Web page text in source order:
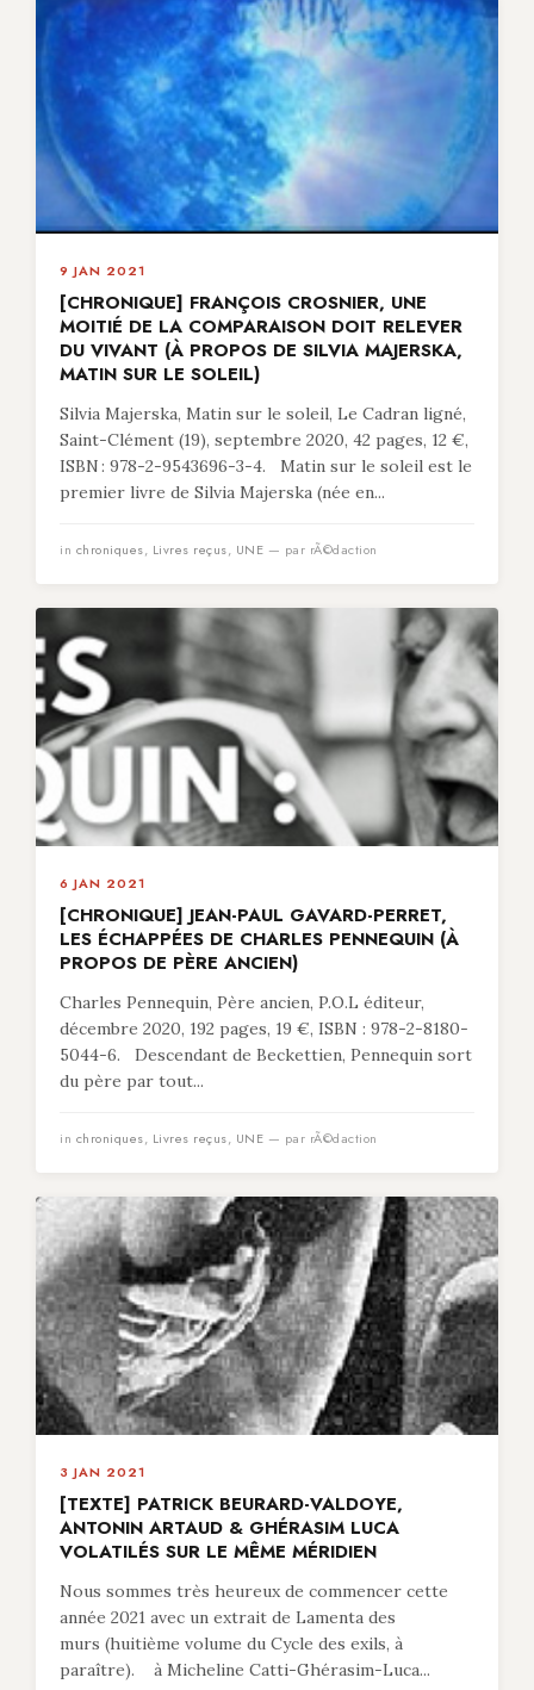
9 JAN 2021
[CHRONIQUE] FRANÇOIS CROSNIER, UNE
MOITIÉ DE LA COMPARAISON DOIT RELEVER
DU VIVANT (À PROPOS DE SILVIA MAJERSKA,
MATIN SUR LE SOLEIL)
Silvia Majerska, Matin sur le soleil, Le Cadran ligné,
Saint-Clément (19), septembre 2020, 42 pages, 12 €,
ISBN : 978-2-9543696-3-4. Matin sur le soleil est le
premier livre de Silvia Majerska (née en...
in chroniques, Livres reçus, UNE — par rÃ©daction
6 JAN 2021
[CHRONIQUE] JEAN-PAUL GAVARD-PERRET,
LES ÉCHAPPÉES DE CHARLES PENNEQUIN (À
PROPOS DE PÈRE ANCIEN)
Charles Pennequin, Père ancien, P.O.L éditeur,
décembre 2020, 192 pages, 19 €, ISBN : 978-2-8180-
5044-6. Descendant de Beckettien, Pennequin sort
du père par tout...
in chroniques, Livres reçus, UNE — par rÃ©daction
3 JAN 2021
[TEXTE] PATRICK BEURARD-VALDOYE,
ANTONIN ARTAUD & GHÉRASIM LUCA
VOLATILÉS SUR LE MÊME MÉRIDIEN
Nous sommes très heureux de commencer cette
année 2021 avec un extrait de Lamenta des
murs (huitième volume du Cycle des exils, à
paraître). à Micheline Catti-Ghérasim-Luca...